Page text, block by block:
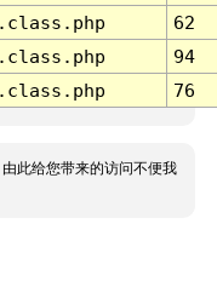
62
94
76
此给您带来的访问不便我